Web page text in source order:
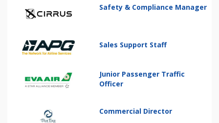
Safety & Compliance Manager
Sales Support Staff
Junior Passenger Traffic
Officer
Commercial Director